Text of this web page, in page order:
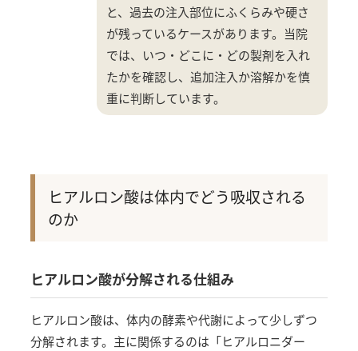
と、過去の注入部位にふくらみや硬さ
が残っているケースがあります。当院
では、いつ・どこに・どの製剤を入れ
たかを確認し、追加注入か溶解かを慎
重に判断しています。
ヒアルロン酸は体内でどう吸収される
のか
ヒアルロン酸が分解される仕組み
ヒアルロン酸は、体内の酵素や代謝によって少しずつ
分解されます。主に関係するのは「ヒアルロニダー